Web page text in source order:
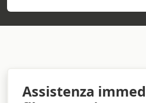
Assistenza